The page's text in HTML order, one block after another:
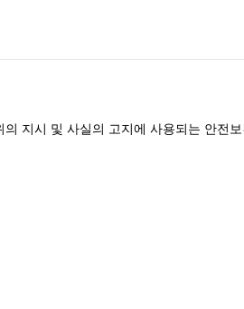
지시 및 사실의 고지에 사용되는 안전